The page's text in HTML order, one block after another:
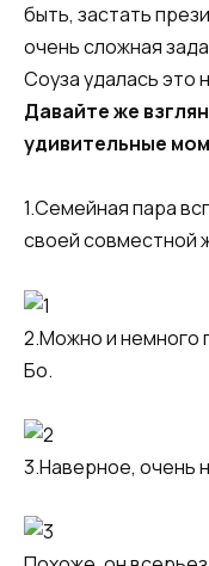
быть, застать
очень сложная
Соуза удалась это
Давайте же
удивительные
1.Семейная пара
своей совместной
2.Можно и немного
Бо.
3.Наверное, очень